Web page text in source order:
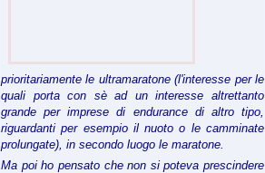
prioritariamente le ultramaratone (l'interesse per le
quali porta con sè ad un interesse altrettanto
grande per imprese di endurance di altro tipo,
riguardanti per esempio il nuoto o le camminate
prolungate), in secondo luogo le maratone.
Ma poi ho pensato che non si poteva prescindere